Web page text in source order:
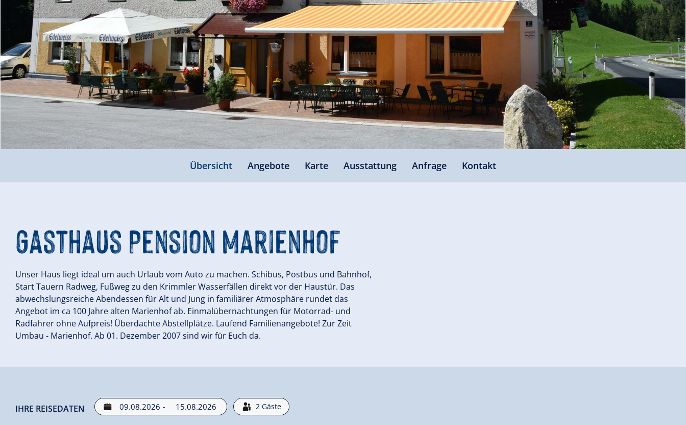
Übersicht Angebote Karte Ausstattung Anfrage Kontakt
Gasthaus Pension Marienhof
Unser Haus liegt ideal um auch Urlaub vom Auto zu machen. Schibus, Postbus und Bahnhof,
Start Tauern Radweg, Fußweg zu den Krimmler Wasserfällen direkt vor der Haustür. Das
abwechslungsreiche Abendessen für Alt und Jung in familiärer Atmosphäre rundet das
Angebot im ca 100 Jahre alten Marienhof ab. Einmalübernachtungen für Motorrad- und
Radfahrer ohne Aufpreis! Überdachte Abstellplätze. Laufend Familienangebote! Zur Zeit
Umbau - Marienhof. Ab 01. Dezember 2007 sind wir für Euch da.
IHRE REISEDATEN - 2 Gäste